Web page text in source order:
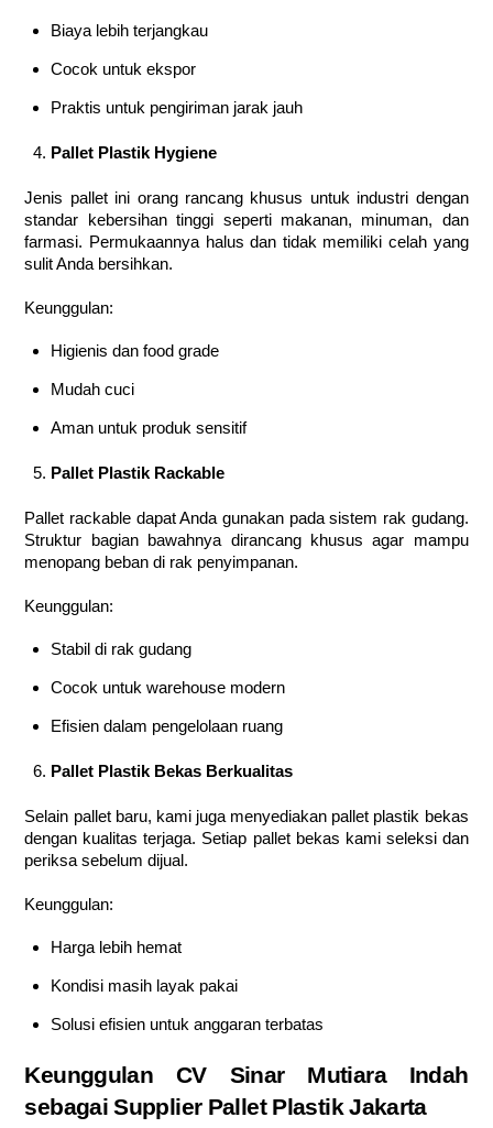
Biaya lebih terjangkau
Cocok untuk ekspor
Praktis untuk pengiriman jarak jauh
Pallet Plastik Hygiene
Jenis pallet ini orang rancang khusus untuk industri dengan
standar kebersihan tinggi seperti makanan, minuman, dan
farmasi. Permukaannya halus dan tidak memiliki celah yang
sulit Anda bersihkan.
Keunggulan:
Higienis dan food grade
Mudah cuci
Aman untuk produk sensitif
Pallet Plastik Rackable
Pallet rackable dapat Anda gunakan pada sistem rak gudang.
Struktur bagian bawahnya dirancang khusus agar mampu
menopang beban di rak penyimpanan.
Keunggulan:
Stabil di rak gudang
Cocok untuk warehouse modern
Efisien dalam pengelolaan ruang
Pallet Plastik Bekas Berkualitas
Selain pallet baru, kami juga menyediakan pallet plastik bekas
dengan kualitas terjaga. Setiap pallet bekas kami seleksi dan
periksa sebelum dijual.
Keunggulan:
Harga lebih hemat
Kondisi masih layak pakai
Solusi efisien untuk anggaran terbatas
Keunggulan CV Sinar Mutiara Indah
sebagai Supplier Pallet Plastik Jakarta